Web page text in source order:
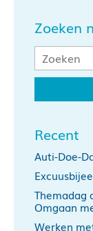
Zoeken
Recent
Auti-Doe-
Themadag
Omgaan
Werken